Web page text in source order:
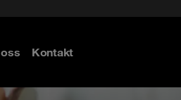
Kontakt